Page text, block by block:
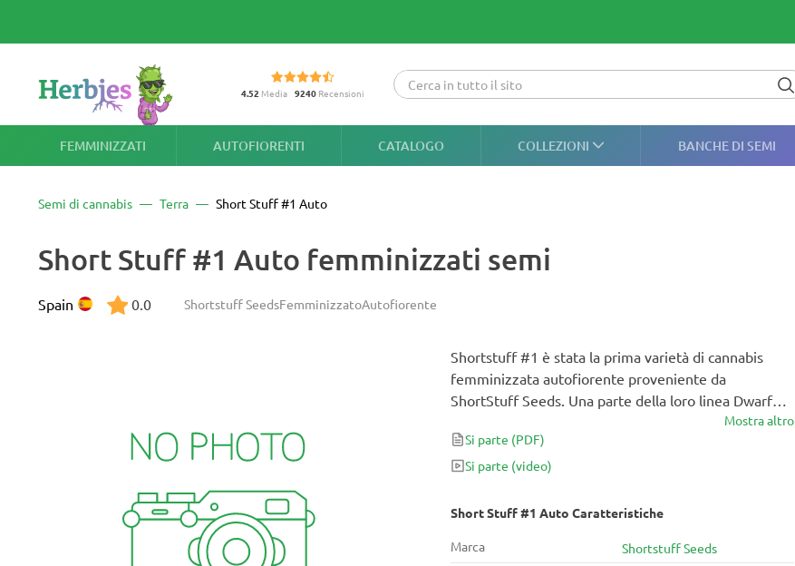
4.52 Media 9240 Recensioni
FEMMINIZZATI AUTOFIORENTI CATALOGO COLLEZIONI BANCHE DI SEMI
Semi di cannabis Terra Short Stuff #1 Auto
Short Stuff #1 Auto femminizzati semi
Shortstuff SeedsFemminizzatoAutofiorente
Spain 0.0
Short Stuff #1 Auto Caratteristiche
Marca
Shortstuff Seeds
Shortstuff #1 è stata la prima varietà di cannabis
femminizzata autofiorente proveniente da
ShortStuff Seeds. Una parte della loro linea Dwarf
Auto, rimarrà corta, di solito fino a 25-38 cm di
altezza e di solito finisce in meno di 70 giorni dal
seme al raccolto. La bassa statura e il rapido tempo di
qualsiasi configurazione e ambiente.
Mostra altro
Si parte (PDF)
Si parte (video)